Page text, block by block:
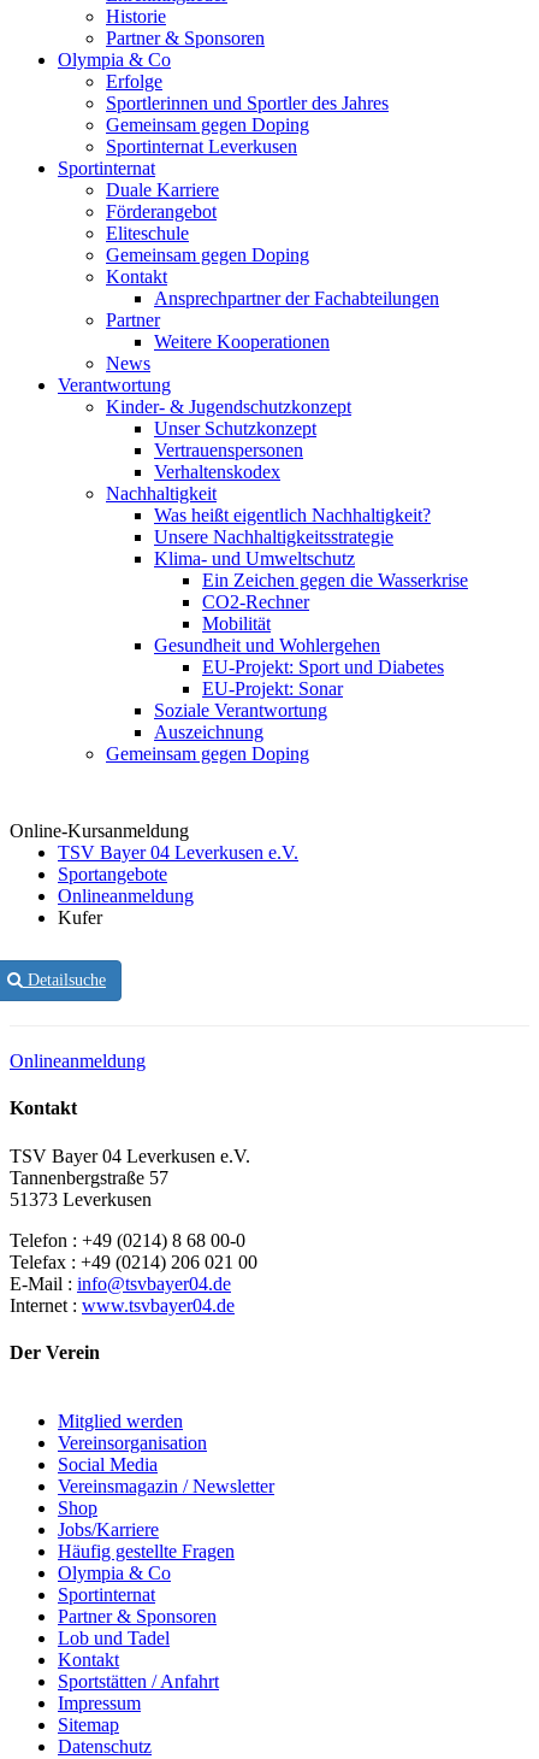
Historie
Partner & Sponsoren
Olympia & Co
Erfolge
Sportlerinnen und Sportler des Jahres
Gemeinsam gegen Doping
Sportinternat Leverkusen
Sportinternat
Duale Karriere
Förderangebot
Eliteschule
Gemeinsam gegen Doping
Kontakt
Ansprechpartner der Fachabteilungen
Partner
Weitere Kooperationen
News
Verantwortung
Kinder- & Jugendschutzkonzept
Unser Schutzkonzept
Vertrauenspersonen
Verhaltenskodex
Nachhaltigkeit
Was heißt eigentlich Nachhaltigkeit?
Unsere Nachhaltigkeitsstrategie
Klima- und Umweltschutz
Ein Zeichen gegen die Wasserkrise
CO2-Rechner
Mobilität
Gesundheit und Wohlergehen
EU-Projekt: Sport und Diabetes
EU-Projekt: Sonar
Soziale Verantwortung
Auszeichnung
Gemeinsam gegen Doping
Online-Kursanmeldung
TSV Bayer 04 Leverkusen e.V.
Sportangebote
Onlineanmeldung
Kufer
Detailsuche
Onlineanmeldung
Kontakt
TSV Bayer 04 Leverkusen e.V.
Tannenbergstraße 57
51373 Leverkusen
Telefon : +49 (0214) 8 68 00-0
Telefax : +49 (0214) 206 021 00
E-Mail : info@tsvbayer04.de
Internet : www.tsvbayer04.de
Der Verein
Mitglied werden
Vereinsorganisation
Social Media
Vereinsmagazin / Newsletter
Shop
Jobs/Karriere
Häufig gestellte Fragen
Olympia & Co
Sportinternat
Partner & Sponsoren
Lob und Tadel
Kontakt
Sportstätten / Anfahrt
Impressum
Sitemap
Datenschutz